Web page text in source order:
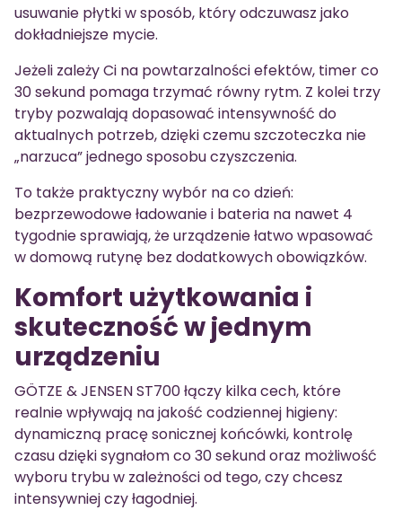
usuwanie płytki w sposób, który odczuwasz jako
dokładniejsze mycie.
Jeżeli zależy Ci na powtarzalności efektów, timer co
30 sekund pomaga trzymać równy rytm. Z kolei trzy
tryby pozwalają dopasować intensywność do
aktualnych potrzeb, dzięki czemu szczoteczka nie
„narzuca” jednego sposobu czyszczenia.
To także praktyczny wybór na co dzień:
bezprzewodowe ładowanie i bateria na nawet 4
tygodnie sprawiają, że urządzenie łatwo wpasować
w domową rutynę bez dodatkowych obowiązków.
Komfort użytkowania i
skuteczność w jednym
urządzeniu
GÖTZE & JENSEN ST700 łączy kilka cech, które
realnie wpływają na jakość codziennej higieny:
dynamiczną pracę sonicznej końcówki, kontrolę
czasu dzięki sygnałom co 30 sekund oraz możliwość
wyboru trybu w zależności od tego, czy chcesz
intensywniej czy łagodniej.